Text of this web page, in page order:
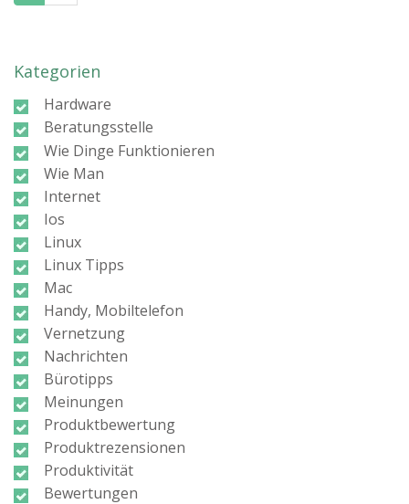
Kategorien
Hardware
Beratungsstelle
Wie Dinge Funktionieren
Wie Man
Internet
Ios
Linux
Linux Tipps
Mac
Handy, Mobiltelefon
Vernetzung
Nachrichten
Bürotipps
Meinungen
Produktbewertung
Produktrezensionen
Produktivität
Bewertungen